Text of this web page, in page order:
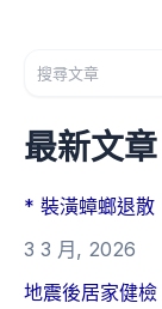
最新文章
* 裝潢蟑螂退散
3 3 月, 2026
地震後居家健